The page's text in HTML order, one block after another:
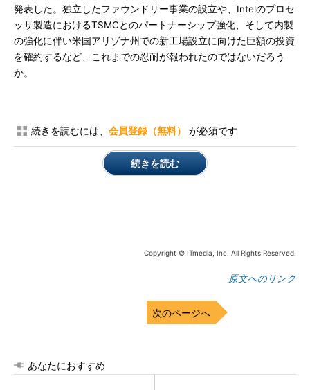
発表した。独立したファウンドリー事業の設立や、Intelのプロセ
ッサ製造におけるTSMCとのパートナーシップ強化、そして内製
の強化に伴い米国アリゾナ州での新工場設立に向けた巨額の投資
を確約するなど、これまでの忍耐が報われたのではないだろう
か。
続きを読むには、 会員登録（無料） が必須です
続きを読む
Copyright © ITmedia, Inc. All Rights Reserved.
原文へのリンク
次のページへ
あなたにおすすめ